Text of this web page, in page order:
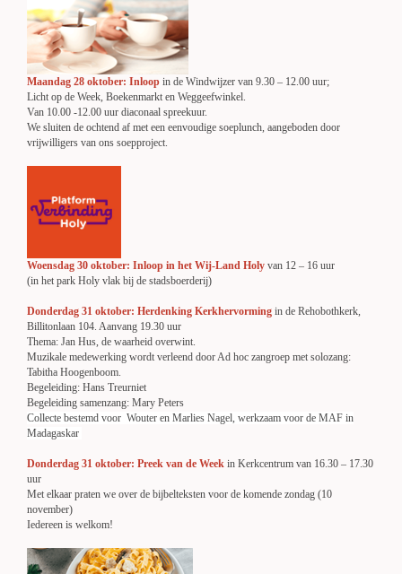
Maandag 28 oktober: Inloop in de Windwijzer van 9.30 – 12.00 uur;
Licht op de Week, Boekenmarkt en Weggeefwinkel.
Van 10.00 -12.00 uur diaconaal spreekuur.
We sluiten de ochtend af met een eenvoudige soeplunch, aangeboden door
vrijwilligers van ons soepproject.
Woensdag 30 oktober: Inloop in het Wij-Land Holy van 12 – 16 uur
(in het park Holy vlak bij de stadsboerderij)
Donderdag 31 oktober: Herdenking Kerkhervorming in de Rehobothkerk,
Billitonlaan 104. Aanvang 19.30 uur
Thema: Jan Hus, de waarheid overwint.
Muzikale medewerking wordt verleend door Ad hoc zangroep met solozang:
Tabitha Hoogenboom.
Begeleiding: Hans Treurniet
Begeleiding samenzang: Mary Peters
Collecte bestemd voor Wouter en Marlies Nagel, werkzaam voor de MAF in
Madagaskar
Donderdag 31 oktober: Preek van de Week in Kerkcentrum van 16.30 – 17.30
uur
Met elkaar praten we over de bijbelteksten voor de komende zondag (10
november)
Iedereen is welkom!